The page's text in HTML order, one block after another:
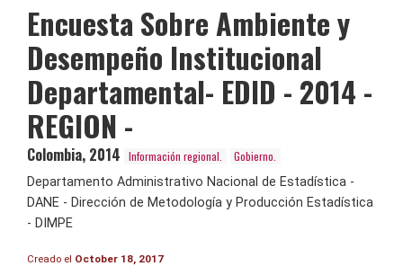
Encuesta Sobre Ambiente y
Desempeño Institucional
Departamental- EDID - 2014 -
REGION -
Colombia, 2014 Información regional.
Gobierno.
Departamento Administrativo Nacional de Estadística -
DANE - Dirección de Metodología y Producción Estadística
- DIMPE
Creado el October 18, 2017